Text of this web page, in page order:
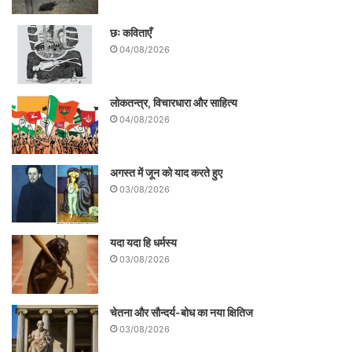
दिया है, जो संकट से जूझ रहे देश के लिए अच्छी बात
है। आज देश में उत्पन्न इस बेहद विकट परिस्थिति में
हम सभी देशवासियों को यह समझना होगा कि ‘जान है
तो ही जहान है’ अगर जान ही सुरक्षित नहीं रहेंगी तो
यह धन-दौलत शोहरत किस काम आयेगी, इसलिए
खुद को अपने परिजनों को पूर्ण संयम व संकल्प के
साथ सावधानी बरतते हुए घरों में सुरक्षित रखें।
छः कविताएँ
04/08/2026
लोकतन्त्र, विचारधारा और साहित्य
04/08/2026
अगस्त में जून को याद करते हुए
03/08/2026
यदा यदा हि धर्मस्य
03/08/2026
चेतना और सौन्दर्य-बोध का नया क्षितिज
03/08/2026